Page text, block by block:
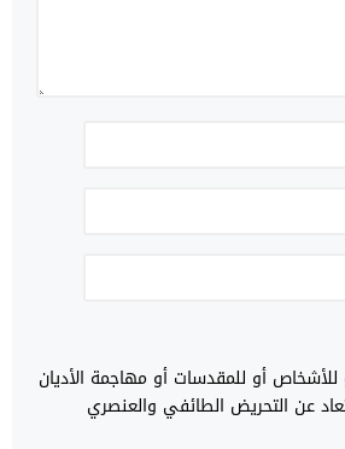
للأشخاص أو للمقدسات أو مهاجمة الأديان
عن التحريض الطائفي والعنصري